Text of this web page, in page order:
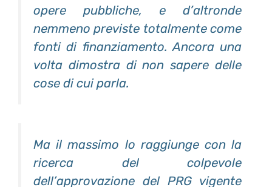
opere pubbliche, e d’altronde
nemmeno previste totalmente come
fonti di finanziamento. Ancora una
volta dimostra di non sapere delle
cose di cui parla.
Ma il massimo lo raggiunge con la
ricerca del colpevole
dell’approvazione del PRG vigente